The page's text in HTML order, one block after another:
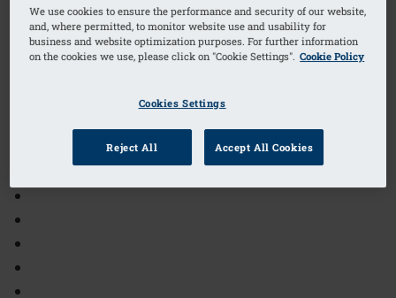
Ref. nr: 71807 Treviso PTY
tidløse mønstre lavet af et struktureret ribstof
We use cookies to ensure the performance and security of our website,
and, where permitted, to monitor website use and usability for
business and website optimization purposes. For further information
on the cookies we use, please click on "Cookie Settings". Cookie Policy
Cookies Settings
Reject All Accept All Cookies